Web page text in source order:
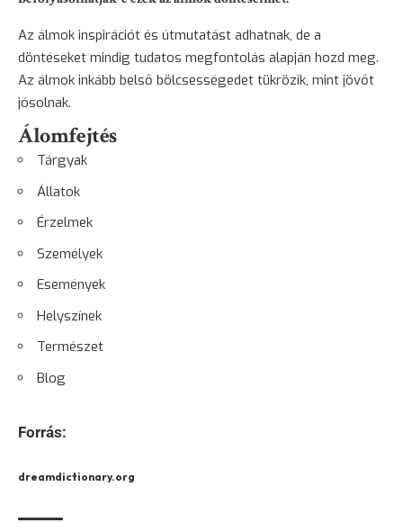
Az álmok inspirációt és útmutatást adhatnak, de a
döntéseket mindig tudatos megfontolás alapján hozd meg.
Az álmok inkább belső bölcsességedet tükrözik, mint jövőt
jósolnak.
Álomfejtés
Tárgyak
Állatok
Érzelmek
Személyek
Események
Helyszínek
Természet
Blog
Forrás:
dreamdictionary.org